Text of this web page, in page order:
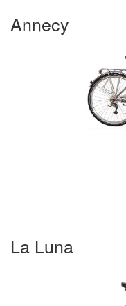
Annecy
La Luna